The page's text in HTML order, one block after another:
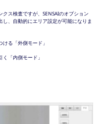
ス検査ですが、SENSAIのオプション
、自動的にエリア設定が可能になりま
る「外側モード」
「内側モード」